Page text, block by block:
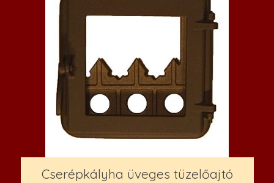
Cserépkályha üveges tüzelőajtó